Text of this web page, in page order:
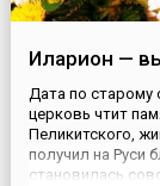
Иларион —
Дата по старому
церковь чтит
Пеликитского,
получил на Руси
становилась